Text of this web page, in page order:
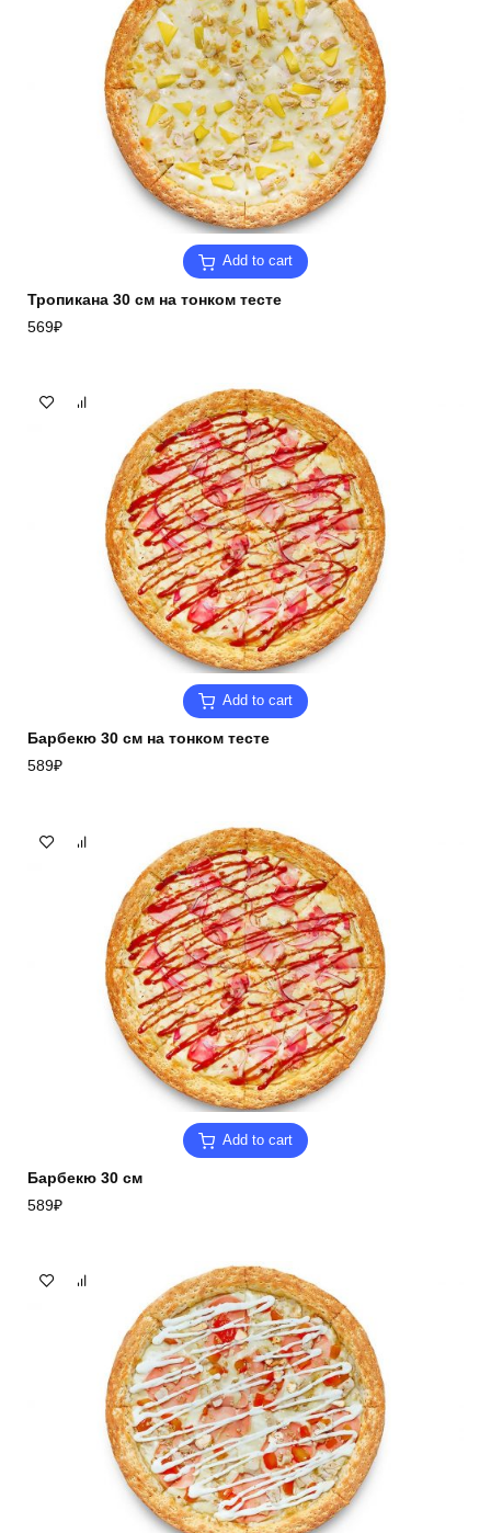
Add to cart
Тропикана 30 см на тонком тесте
569₽
Add to cart
Барбекю 30 см на тонком тесте
589₽
Add to cart
Барбекю 30 см
589₽